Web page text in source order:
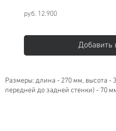
руб. 12.900
Добавить
Размеры: длина - 270 мм, высота -
передней до задней стенки) - 70